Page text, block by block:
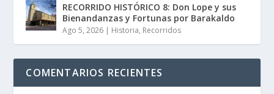
RECORRIDO HISTÓRICO 8: Don Lope y sus
Bienandanzas y Fortunas por Barakaldo
Ago 5, 2026 | Historia, Recorridos
COMENTARIOS RECIENTES